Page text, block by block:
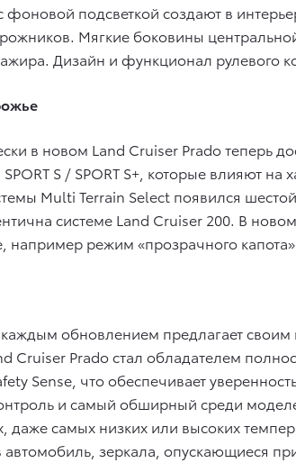
фоновой подсветкой создают в
Мягкие боковины
Дизайн и функционал рулевого
в новом Land Cruiser Prado теперь
S / SPORT S+, которые влияют
Multi Terrain Select появился
системе Land Cruiser 200. В
режим «прозрачного
обновлением предлагает
Cruiser Prado стал обладателем
Sense, что обеспечивает
и самый обширный среди
самых низких или высоких
автомобиль, зеркала, опускающиеся